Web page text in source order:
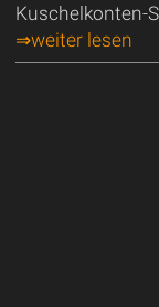
Kuschelkonten-
⇒weiter lesen